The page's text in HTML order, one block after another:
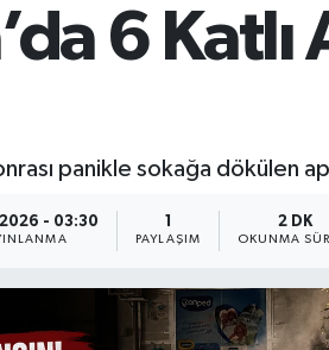
6
panikle sokağa dökülen
- 03:30
PAYLAŞIM
2 DK
OKUNMA